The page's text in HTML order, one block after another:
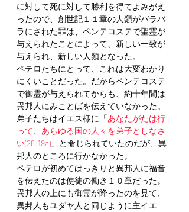
に対して死に対して勝利を得てよみがえ
ったので、創世記１１章の人類がバラバ
ラにされた罪は、ペンテコステで聖霊が
与えられたことによって、新しい一致が
与えられ、新しい人類となった。
ペテロたちにとって、これは大変わかり
にくいことだった。だからペンテコステ
で御霊が与えられてからも、約十年間は
異邦人にみことばを伝えていなかった。
弟子たちはイエス様に「あなたがたは行
って、あらゆる国の人々を弟子としなさ
い(28:19a)」と命じられていたのだが、異
邦人のところに行かなかった。
ペテロが初めてはっきりと異邦人に福音
を伝えたのは使徒の働き１０章だった。
異邦人の上にも御霊が降ったのを見て、
異邦人もユダヤ人と同じように主イエ